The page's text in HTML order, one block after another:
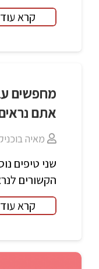
קרא
מחפשים
אתם
מאיה
שני טיפים
הקשורים
קרא